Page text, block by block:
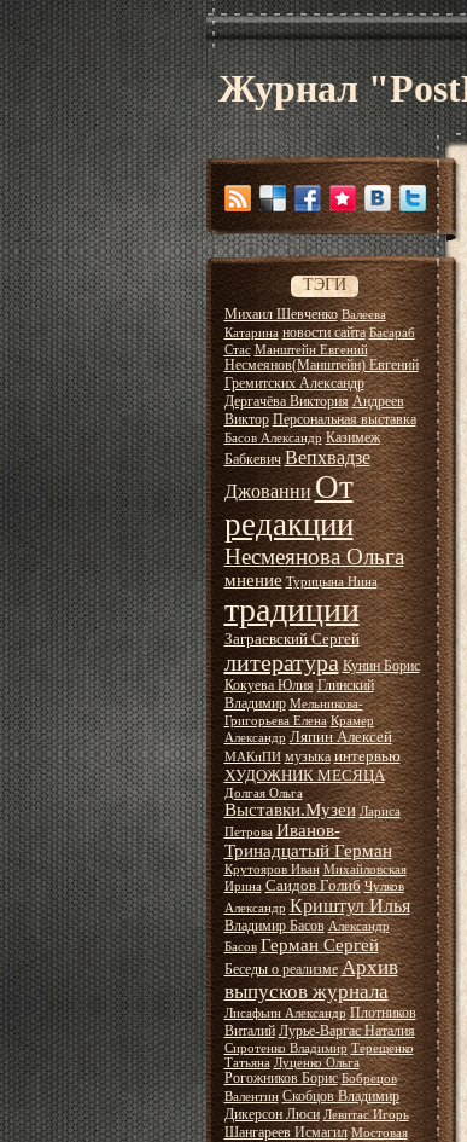
Журнал
ТЭГИ
Михаил Шевченко Валеева
Катарина новости сайта Басараб
Стас Манштейн Евгений
Несмеянов(Манштейн) Евгений
Гремитских Александр
Дергачёва Виктория Андреев
Виктор Персональная выставка
Басов Александр Казимеж
Бабкевич Вепхвадзе
Джованни От
редакции
Несмеянова Ольга
мнение Турицына Нина
традиции
Заграевский Сергей
литература Кунин Борис
Кокуева Юлия Глинский
Владимир Мельникова-
Григорьева Елена Крамер
Александр Ляпин Алексей
МАКиПИ музыка интервью
ХУДОЖНИК МЕСЯЦА
Долгая Ольга
Выставки.Музеи Лариса
Петрова Иванов-
Тринадцатый Герман
Крутояров Иван Михайловская
Ирина Саидов Голиб Чулков
Александр Криштул Илья
Владимир Басов Александр
Басов Герман Сергей
Беседы о реализме Архив
выпусков журнала
Лисафьин Александр Плотников
Виталий Лурье-Варгас Наталия
Сиротенко Владимир Терещенко
Татьяна Луценко Ольга
Рогожников Борис Бобрецов
Валентин Скобцов Владимир
Дикерсон Люси Левитас Игорь
Шангареев Исмагил Мостовая